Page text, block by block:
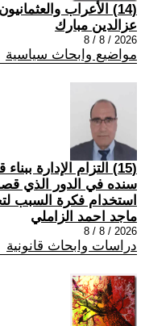
(14) الأعراب والعثمانيون وتونس
عزالدين مبارك
2026 / 8 / 8
مواضيع وابحاث سياسية
(15) التزام الإدارة
سنده في الدور الذي
استخدام فكرة السبب
ماجد احمد الزاملي
2026 / 8 / 8
دراسات وابحاث قانونية